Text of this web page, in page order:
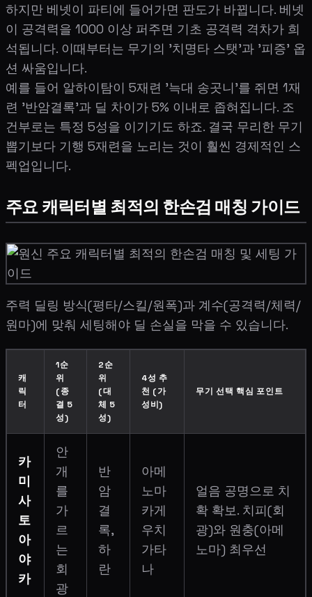
하지만 베넷이 파티에 들어가면 판도가 바뀝니다. 베넷
이 공격력을 1000 이상 퍼주면 기초 공격력 격차가 희
석됩니다. 이때부터는 무기의 '치명타 스탯'과 '피증' 옵
션 싸움입니다.
예를 들어 알하이탐이 5재련 '늑대 송곳니'를 쥐면 1재
련 '반암결록'과 딜 차이가 5% 이내로 좁혀집니다. 조
건부로는 특정 5성을 이기기도 하죠. 결국 무리한 무기
뽑기보다 기행 5재련을 노리는 것이 훨씬 경제적인 스
펙업입니다.
주요 캐릭터별 최적의 한손검 매칭 가이드
주력 딜링 방식(평타/스킬/원폭)과 계수(공격력/체력/
원마)에 맞춰 세팅해야 딜 손실을 막을 수 있습니다.
캐
릭
터
1순
위
(종
결 5
성)
2순
위
(대
체 5
성)
4성 추
천 (가
성비)
무기 선택 핵심 포인트
카
미
사
토
아
야
카
안
개
를
가
르
는
회
광
반
암
결
록,
하
란
아메
노마
카게
우치
가타
나
얼음 공명으로 치
확 확보. 치피(회
광)와 원충(아메
노마) 최우선